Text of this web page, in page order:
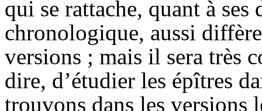
qui se rattache, quant à
chronologique, aussi
versions ; mais il sera très
dire, d’étudier les épîtres
trouvons dans les versions